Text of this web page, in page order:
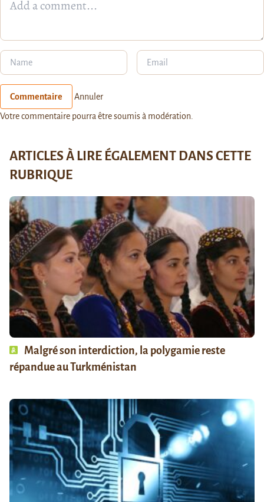
Commentaire Annuler
Votre commentaire pourra être soumis à modération.
ARTICLES À LIRE ÉGALEMENT DANS CETTE
RUBRIQUE
Malgré son interdiction, la polygamie reste
répandue au Turkménistan